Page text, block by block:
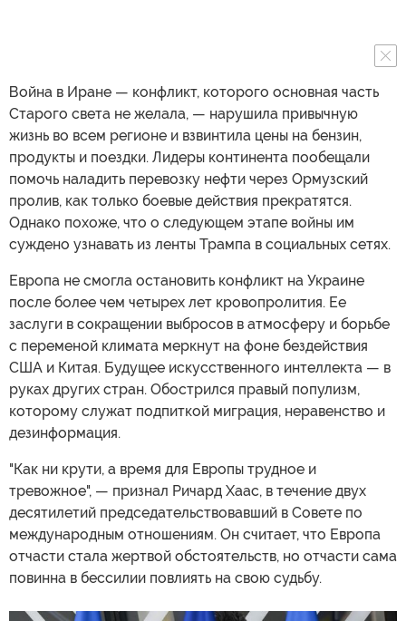
Война в Иране — конфликт, которого основная часть
Старого света не желала, — нарушила привычную
жизнь во всем регионе и взвинтила цены на бензин,
продукты и поездки. Лидеры континента пообещали
помочь наладить перевозку нефти через Ормузский
пролив, как только боевые действия прекратятся.
Однако похоже, что о следующем этапе войны им
суждено узнавать из ленты Трампа в социальных сетях.
Европа не смогла остановить конфликт на Украине
после более чем четырех лет кровопролития. Ее
заслуги в сокращении выбросов в атмосферу и борьбе
с переменой климата меркнут на фоне бездействия
США и Китая. Будущее искусственного интеллекта — в
руках других стран. Обострился правый популизм,
которому служат подпиткой миграция, неравенство и
дезинформация.
"Как ни крути, а время для Европы трудное и
тревожное", — признал Ричард Хаас, в течение двух
десятилетий председательствовавший в Совете по
международным отношениям. Он считает, что Европа
отчасти стала жертвой обстоятельств, но отчасти сама
повинна в бессилии повлиять на свою судьбу.